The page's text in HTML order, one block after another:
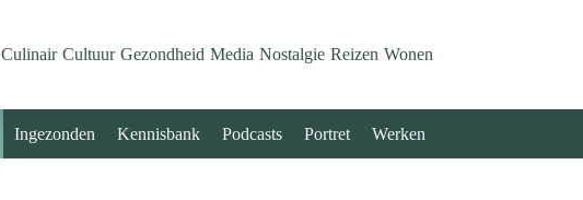
Culinair Cultuur Gezondheid Media Nostalgie Reizen Wonen
Ingezonden Kennisbank Podcasts Portret Werken